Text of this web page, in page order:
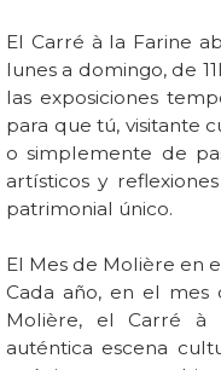
El Carré à la Farine
lunes a domingo, de
las exposiciones
para que tú, visitante
o simplemente de
artísticos y
patrimonial único.
El Mes de Molière en
Cada año, en el
Molière, el Carré à
auténtica escena